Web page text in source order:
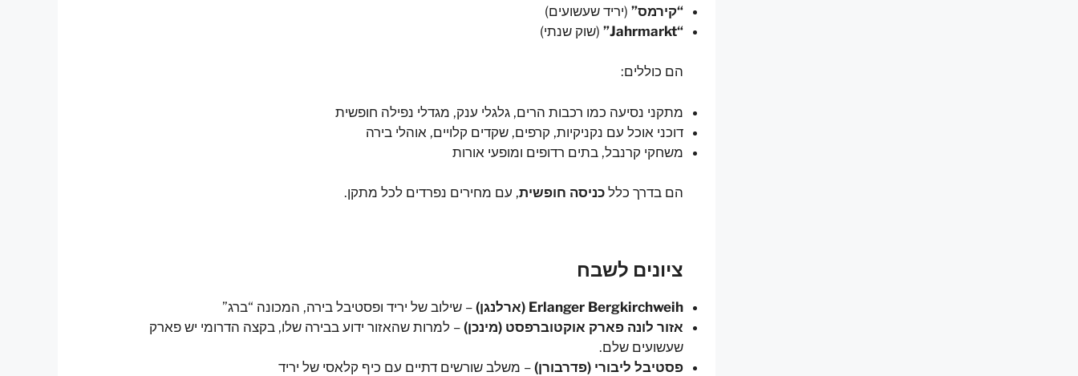
“קירמס” (יריד שעשועים)
“Jahrmarkt”
(שוק שנתי)
הם כוללים:
מתקני נסיעה כמו רכבות הרים, גלגלי ענק, מגדלי נפילה חופשית
דוכני אוכל עם נקניקיות, קרפים, שקדים קלויים, אוהלי בירה
משחקי קרנבל, בתים רדופים ומופעי אורות
הם בדרך כלל כניסה חופשית, עם מחירים נפרדים לכל מתקן.
ציונים לשבח
Erlanger Bergkirchweih (ארלנגן)
– שילוב של יריד ופסטיבל בירה, המכונה “ברג”
אזור לונה פארק אוקטוברפסט (מינכן) – למרות שהאזור ידוע בבירה שלו, בקצה הדרומי יש פארק
שעשועים שלם.
פסטיבל ליבורי (פדרבורן) – משלב שורשים דתיים עם כיף קלאסי של יריד